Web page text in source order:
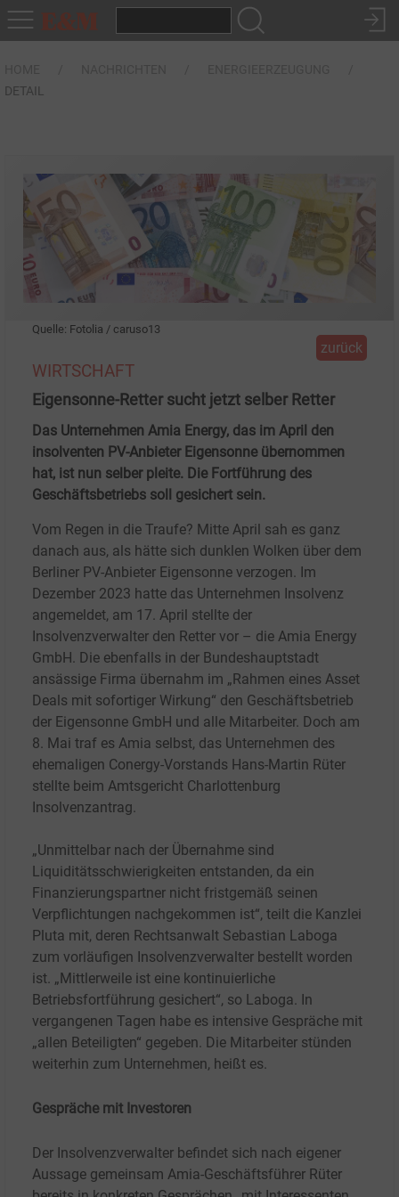
DETAIL
Quelle: Fotolia / caruso13
zurück
WIRTSCHAFT
Eigensonne-Retter sucht jetzt selber Retter
Das Unternehmen Amia Energy, das im April den
insolventen PV-Anbieter Eigensonne übernommen
hat, ist nun selber pleite. Die Fortführung des
Geschäftsbetriebs soll gesichert sein.
Vom Regen in die Traufe? Mitte April sah es ganz
danach aus, als hätte sich dunklen Wolken über dem
Berliner PV-Anbieter Eigensonne verzogen. Im
Dezember 2023 hatte das Unternehmen Insolvenz
angemeldet, am 17. April stellte der
Insolvenzverwalter den Retter vor – die Amia Energy
GmbH. Die ebenfalls in der Bundeshauptstadt
ansässige Firma übernahm im „Rahmen eines Asset
Deals mit sofortiger Wirkung“ den Geschäftsbetrieb
der Eigensonne GmbH und alle Mitarbeiter. Doch am
8. Mai traf es Amia selbst, das Unternehmen des
ehemaligen Conergy-Vorstands Hans-Martin Rüter
stellte beim Amtsgericht Charlottenburg
Insolvenzantrag.
„Unmittelbar nach der Übernahme sind
Liquiditätsschwierigkeiten entstanden, da ein
Finanzierungspartner nicht fristgemäß seinen
Verpflichtungen nachgekommen ist“, teilt die Kanzlei
Pluta mit, deren Rechtsanwalt Sebastian Laboga
zum vorläufigen Insolvenzverwalter bestellt worden
ist. „Mittlerweile ist eine kontinuierliche
Betriebsfortführung gesichert“, so Laboga. In
vergangenen Tagen habe es intensive Gespräche mit
„allen Beteiligten“ gegeben. Die Mitarbeiter stünden
weiterhin zum Unternehmen, heißt es.
Gespräche mit Investoren
Der Insolvenzverwalter befindet sich nach eigener
Aussage gemeinsam Amia-Geschäftsführer Rüter